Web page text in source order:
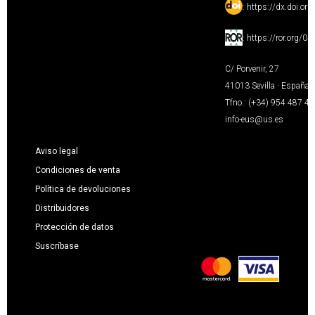
: https://
: https://ror.org/
C/ Porvenir, 27
41013 Sevilla · España
Tfno.: (+34) 954 487
info-eus@us.es
Aviso legal
Condiciones de venta
Política de devoluciones
Distribuidores
Protección de datos
Suscríbase